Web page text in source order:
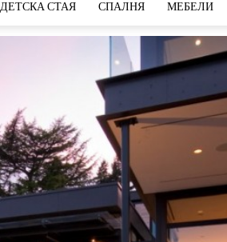
ДЕТСКА СТАЯ СПАЛНЯ МЕБЕЛИ